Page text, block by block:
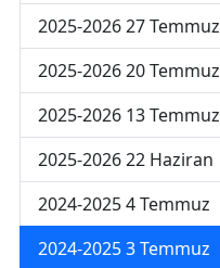
2025-2026 27 Temmuz
2025-2026 20 Temmuz
2025-2026 13 Temmuz
2025-2026 22 Haziran
2024-2025 4 Temmuz
2024-2025 3 Temmuz